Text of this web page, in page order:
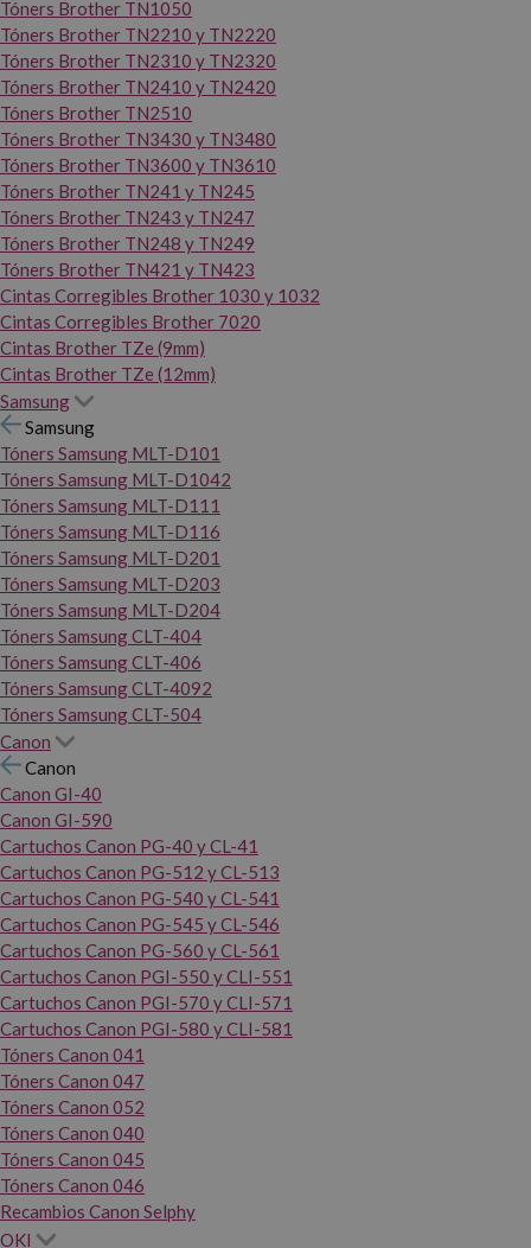
Tóners Brother TN1050
Tóners Brother TN2210 y TN2220
Tóners Brother TN2310 y TN2320
Tóners Brother TN2410 y TN2420
Tóners Brother TN2510
Tóners Brother TN3430 y TN3480
Tóners Brother TN3600 y TN3610
Tóners Brother TN241 y TN245
Tóners Brother TN243 y TN247
Tóners Brother TN248 y TN249
Tóners Brother TN421 y TN423
Cintas Corregibles Brother 1030 y 1032
Cintas Corregibles Brother 7020
Cintas Brother TZe (9mm)
Cintas Brother TZe (12mm)
Samsung
Samsung
Tóners Samsung MLT-D101
Tóners Samsung MLT-D1042
Tóners Samsung MLT-D111
Tóners Samsung MLT-D116
Tóners Samsung MLT-D201
Tóners Samsung MLT-D203
Tóners Samsung MLT-D204
Tóners Samsung CLT-404
Tóners Samsung CLT-406
Tóners Samsung CLT-4092
Tóners Samsung CLT-504
Canon
Canon
Canon GI-40
Canon GI-590
Cartuchos Canon PG-40 y CL-41
Cartuchos Canon PG-512 y CL-513
Cartuchos Canon PG-540 y CL-541
Cartuchos Canon PG-545 y CL-546
Cartuchos Canon PG-560 y CL-561
Cartuchos Canon PGI-550 y CLI-551
Cartuchos Canon PGI-570 y CLI-571
Cartuchos Canon PGI-580 y CLI-581
Tóners Canon 041
Tóners Canon 047
Tóners Canon 052
Tóners Canon 040
Tóners Canon 045
Tóners Canon 046
Recambios Canon Selphy
OKI